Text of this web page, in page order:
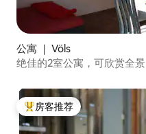
公寓 ｜ Völs
绝佳的2室公寓，可欣赏全景
热门「房客推荐」
房客推荐